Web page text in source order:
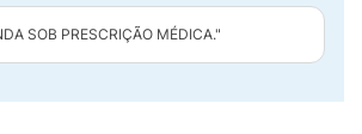
SOB PRESCRIÇÃO MÉDICA."